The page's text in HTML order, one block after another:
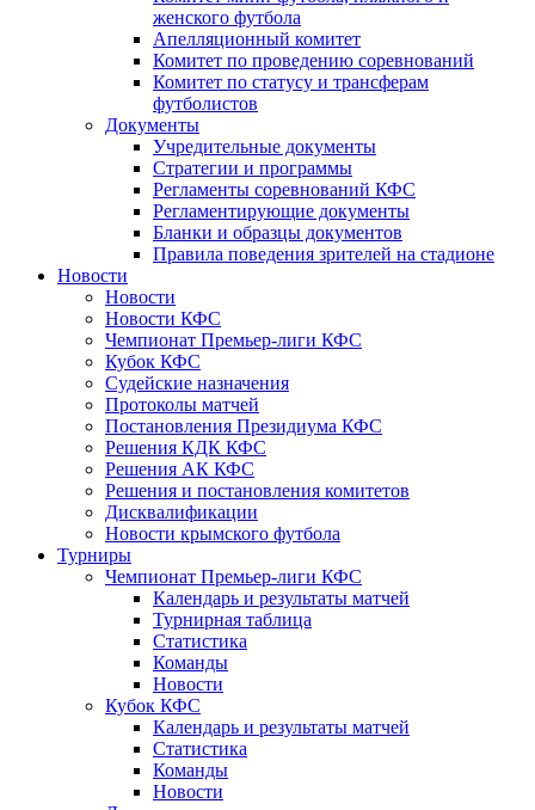
женского футбола
Апелляционный комитет
Комитет по проведению соревнований
Комитет по статусу и трансферам
футболистов
Документы
Учредительные документы
Стратегии и программы
Регламенты соревнований КФС
Регламентирующие документы
Бланки и образцы документов
Правила поведения зрителей на стадионе
Новости
Новости
Новости КФС
Чемпионат Премьер-лиги КФС
Кубок КФС
Судейские назначения
Протоколы матчей
Постановления Президиума КФС
Решения КДК КФС
Решения АК КФС
Решения и постановления комитетов
Дисквалификации
Новости крымского футбола
Турниры
Чемпионат Премьер-лиги КФС
Календарь и результаты матчей
Турнирная таблица
Статистика
Команды
Новости
Кубок КФС
Календарь и результаты матчей
Статистика
Команды
Новости